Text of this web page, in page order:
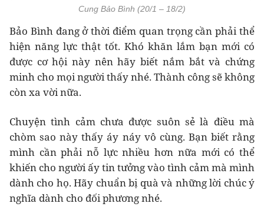
Cung Bảo Bình (20/1 – 18/2)
Bảo Bình đang ở thời điểm quan trọng cần phải thể
hiện năng lực thật tốt. Khó khăn lắm bạn mới có
được cơ hội này nên hãy biết nắm bắt và chứng
minh cho mọi người thấy nhé. Thành công sẽ không
còn xa vời nữa.
Chuyện tình cảm chưa được suôn sẻ là điều mà
chòm sao này thấy áy náy vô cùng. Bạn biết rằng
mình cần phải nỗ lực nhiều hơn nữa mới có thể
khiến cho người ấy tin tưởng vào tình cảm mà mình
dành cho họ. Hãy chuẩn bị quà và những lời chúc ý
nghĩa dành cho đối phương nhé.